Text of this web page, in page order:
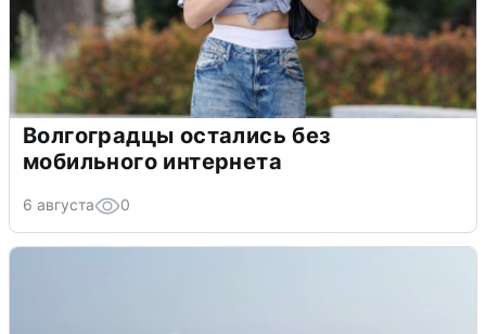
Волгоградцы остались без
мобильного интернета
6 августа 0